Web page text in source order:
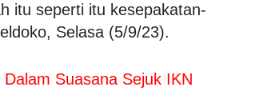
itu seperti itu kesepakatan-
Selasa (5/9/23).
Suasana Sejuk IKN